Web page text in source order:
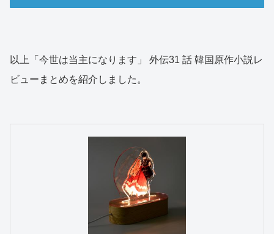
以上「今世は当主になります」 外伝31 話 韓国原作小説レ
ビューまとめを紹介しました。